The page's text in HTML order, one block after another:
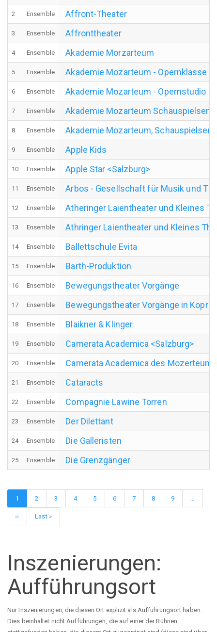
2 Ensemble Affront-Theater
3 Ensemble Affronttheater
4 Ensemble Akademie Morzarteum
5 Ensemble Akademie Mozarteum - Opernklasse
6 Ensemble Akademie Mozarteum - Opernstudio
7 Ensemble Akademie Mozarteum
8 Ensemble Akademie Mozarteum,
9 Ensemble Apple Kids
10 Ensemble Apple Star <Salzburg>
11 Ensemble Arbos - Gesellschaft für Musik und
12 Ensemble Atheringer Laientheater und Kleines
13 Ensemble Athringer Laientheater und Kleines
14 Ensemble Ballettschule Evita
15 Ensemble Barth-Produktion
16 Ensemble Bewegungstheater Vorgänge
17 Ensemble Bewegungstheater Vorgänge in
18 Ensemble Blaikner & Klinger
19 Ensemble Camerata Academica <Salzburg>
20 Ensemble Camerata Academica des
21 Ensemble Cataracts
22 Ensemble Compagnie Lawine Torren
23 Ensemble Der Dilettant
24 Ensemble Die Galleristen
25 Ensemble Die Grenzgänger
Seitennummerierung
Aktuelle
Seite
1 Page
2 Page
3 Page
4 Page
5 Page
6 Page
7 Page
8 Page
9 …
Nächste
Seite
››
Letzte
Seite
Last »
Inszenierungen:
Aufführungsort
Nur Inszenierungen, die diesen Ort explizit als Aufführungsort haben.
Dies beinhaltet nicht Aufführungen, die auf einer der Bühnen